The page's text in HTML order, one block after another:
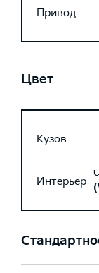
Привод
Цвет
Кузов
Интерьер